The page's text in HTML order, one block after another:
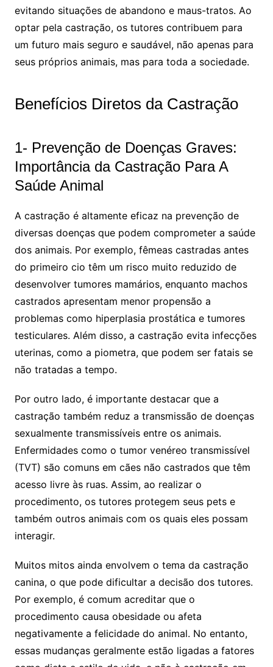
evitando situações de abandono e maus-tratos. Ao
optar pela castração, os tutores contribuem para
um futuro mais seguro e saudável, não apenas para
seus próprios animais, mas para toda a sociedade.
Benefícios Diretos da Castração
1- Prevenção de Doenças Graves:
Importância da Castração Para A
Saúde Animal
A castração é altamente eficaz na prevenção de
diversas doenças que podem comprometer a saúde
dos animais. Por exemplo, fêmeas castradas antes
do primeiro cio têm um risco muito reduzido de
desenvolver tumores mamários, enquanto machos
castrados apresentam menor propensão a
problemas como hiperplasia prostática e tumores
testiculares. Além disso, a castração evita infecções
uterinas, como a piometra, que podem ser fatais se
não tratadas a tempo.
Por outro lado, é importante destacar que a
castração também reduz a transmissão de doenças
sexualmente transmissíveis entre os animais.
Enfermidades como o tumor venéreo transmissível
(TVT) são comuns em cães não castrados que têm
acesso livre às ruas. Assim, ao realizar o
procedimento, os tutores protegem seus pets e
também outros animais com os quais eles possam
interagir.
Muitos mitos ainda envolvem o tema da castração
canina, o que pode dificultar a decisão dos tutores.
Por exemplo, é comum acreditar que o
procedimento causa obesidade ou afeta
negativamente a felicidade do animal. No entanto,
essas mudanças geralmente estão ligadas a fatores